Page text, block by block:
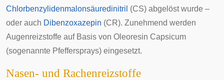
Chlorbenzylidenmalonsäuredinitril (CS) abgelöst wurde –
oder auch Dibenzoxazepin (CR). Zunehmend werden
Augenreizstoffe auf Basis von Oleoresin Capsicum
(sogenannte Pfeffersprays) eingesetzt.
Nasen- und Rachenreizstoffe